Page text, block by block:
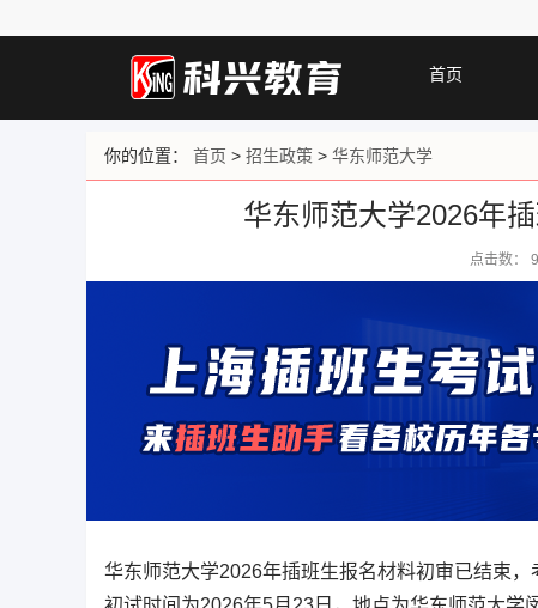
首页
你的位置： 首页 > 招生政策 > 华东师范大学
华东师范大学2026年
点击数：
华东师范大学2026年插班生报名材料初审已结束